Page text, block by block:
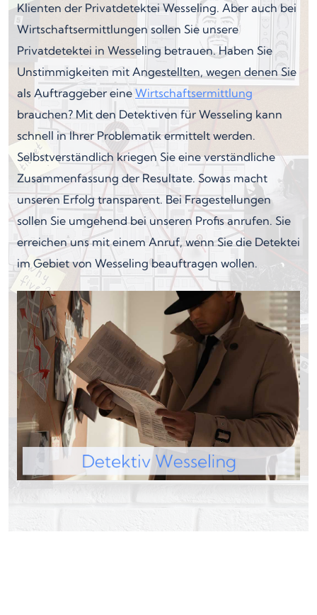
Klienten der Privatdetektei Wesseling. Aber auch bei
Wirtschaftsermittlungen sollen Sie unsere
Privatdetektei in Wesseling betrauen. Haben Sie
Unstimmigkeiten mit Angestellten, wegen denen Sie
als Auftraggeber eine Wirtschaftsermittlung
brauchen? Mit den Detektiven für Wesseling kann
schnell in Ihrer Problematik ermittelt werden.
Selbstverständlich kriegen Sie eine verständliche
Zusammenfassung der Resultate. Sowas macht
unseren Erfolg transparent. Bei Fragestellungen
sollen Sie umgehend bei unseren Profis anrufen. Sie
erreichen uns mit einem Anruf, wenn Sie die Detektei
im Gebiet von Wesseling beauftragen wollen.